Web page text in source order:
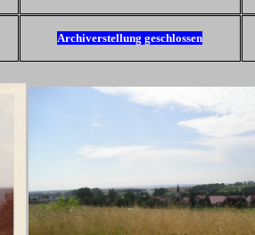
Archiverstellung geschlossen